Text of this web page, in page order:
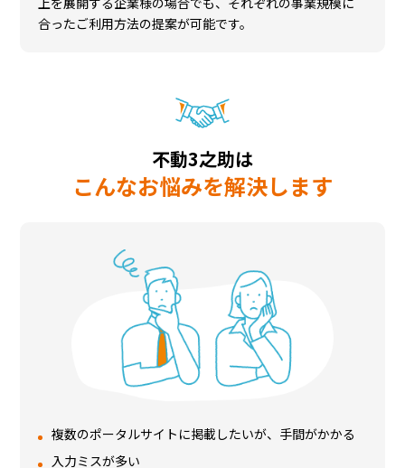
合ったご利用方法の提案が可能です。
不動3之助は
こんなお悩みを解決します
複数のポータルサイトに掲載したいが、手間がかかる
入力ミスが多い